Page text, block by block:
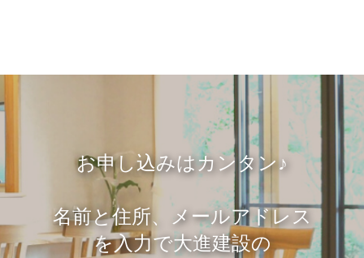
お申し込みはカンタン♪
名前と住所、メールアドレス
を入力で大進建設の